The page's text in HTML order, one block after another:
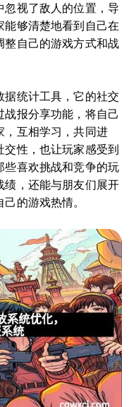
忽视了敌人的位置，导
能够清楚地看到自己在
整自己的游戏方式和战
据统计工具，它的社交
报分享功能，将自己
，互相学习，共同进
性，也让玩家感受到
些喜欢挑战和竞争的玩
绩，还能与朋友们展开
的游戏热情。